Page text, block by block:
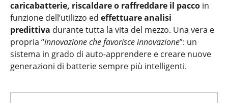
caricabatterie, riscaldare o raffreddare il pacco in
funzione dell’utilizzo ed effettuare analisi
predittiva durante tutta la vita del mezzo. Una vera e
propria “innovazione che favorisce innovazione”: un
sistema in grado di auto-apprendere e creare nuove
generazioni di batterie sempre più intelligenti.